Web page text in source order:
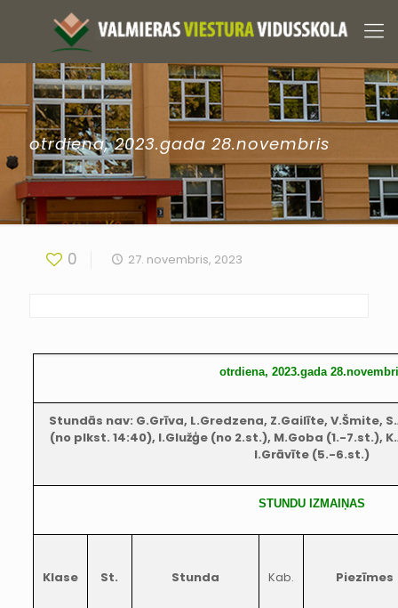
otrdiena, 2023.gada 28.novembris
0 27. novembris, 2023
otrdiena, 2023.gada
Stundās nav: G.Grīva, L.Gredzena, Z.Gailīte, V.Šmite,
(no plkst. 14:40), I.Glužģe (no 2.st.), M.Goba (1.-7.st.),
I.Grāvīte (5.-6.st.)
STUNDU IZMAIŅAS
Klase St. Stunda Kab. Piezīmes